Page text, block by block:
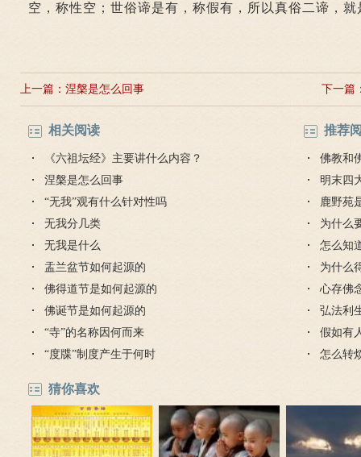
空，称性空；世俗谛是有，称假有，所以真俗二谛，
上一篇： 涅槃是怎么回事 下一篇
相关阅读
《六祖坛经》主要讲什么内容？
涅槃是怎么回事
“无我”观有什么针对性吗
无我分几类
无我是什么
盂兰盆节如何起源的
佛得道节是如何起源的
佛诞节是如何起源的
“寺”的名称因何而来
“度牒”制度产生于何时
推荐
佛教和
明末四
鹿野苑
为什么
怎么知
为什么
心存佛
弘法利
假如有
怎么转
猜你喜欢